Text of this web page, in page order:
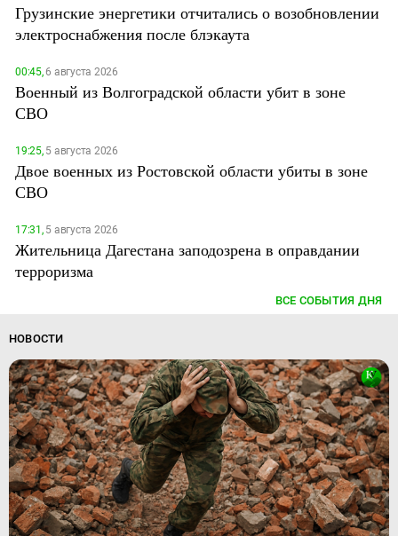
Грузинские энергетики отчитались о возобновлении
электроснабжения после блэкаута
00:45,6 августа 2026
Военный из Волгоградской области убит в зоне
СВО
19:25,5 августа 2026
Двое военных из Ростовской области убиты в зоне
СВО
17:31,5 августа 2026
Жительница Дагестана заподозрена в оправдании
терроризма
ВСЕ СОБЫТИЯ ДНЯ
НОВОСТИ